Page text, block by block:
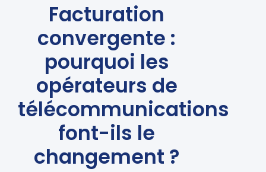
Facturation
convergente :
pourquoi les
opérateurs de
télécommunications
font-ils le
changement ?